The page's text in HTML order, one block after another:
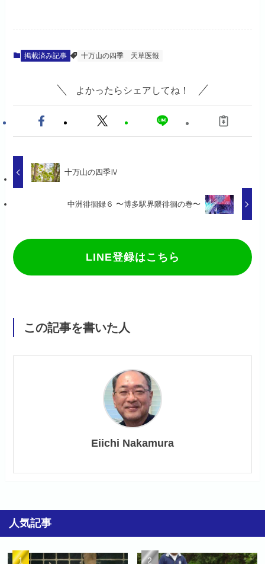
掲載済み記事 十万山の四季 天草医報
よかったらシェアしてね！
十万山の四季Ⅳ
中洲徘徊録６ 〜博多駅界隈徘徊の巻〜
LINE登録はこちら
この記事を書いた人
Eiichi Nakamura
人気記事